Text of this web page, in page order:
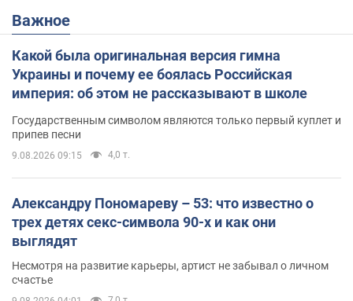
Важное
Какой была оригинальная версия гимна
Украины и почему ее боялась Российская
империя: об этом не рассказывают в школе
Государственным символом являются только первый куплет и
припев песни
9.08.2026 09:15 4,0 т.
Александру Пономареву – 53: что известно о
трех детях секс-символа 90-х и как они
выглядят
Несмотря на развитие карьеры, артист не забывал о личном
счастье